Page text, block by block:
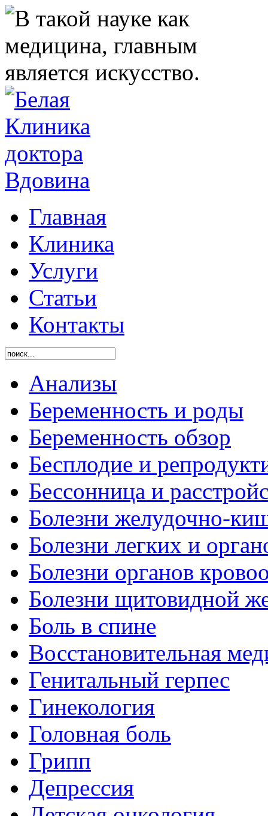
Главная
Клиника
Услуги
Статьи
Контакты
Анализы
Беременность и роды
Беременность обзор
Бесплодие и
Бессонница и
Болезни желудочно-
Болезни легких и
Болезни органов
Болезни щитовидной
Боль в спине
Восстановительная
Генитальный герпес
Гинекология
Головная боль
Грипп
Депрессия